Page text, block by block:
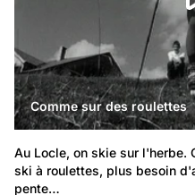
Comme sur des roulettes
Au Locle, on skie sur l'herbe.
ski à roulettes, plus besoin
pente…